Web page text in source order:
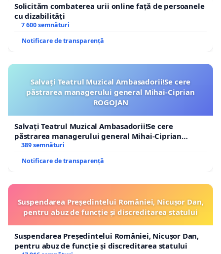
Solicităm combaterea urii online față de persoanele
cu dizabilități
7 600 semnături
Notificare de transparență
Salvați Teatrul Muzical Ambasadorii!Se cere
păstrarea managerului general Mihai-Ciprian
ROGOJAN
Salvați Teatrul Muzical Ambasadorii!Se cere
păstrarea managerului general Mihai-Ciprian
ROGOJAN
389 semnături
Notificare de transparență
Suspendarea Președintelui României, Nicușor Dan,
pentru abuz de funcție și discreditarea statului
Suspendarea Președintelui României, Nicușor Dan,
pentru abuz de funcție și discreditarea statului